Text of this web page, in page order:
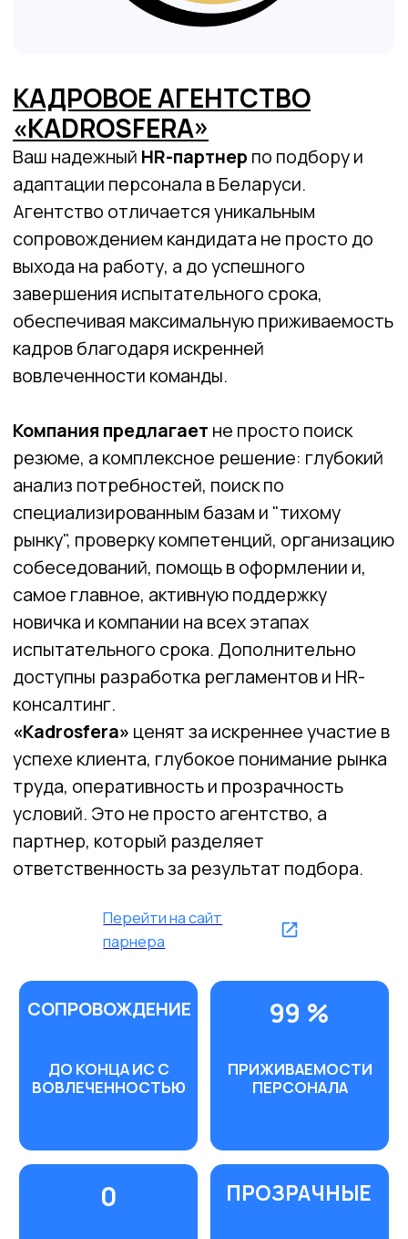
КОМПАНИЯ «FINDEP»
ЗАО «Финансовая независимость»
(«FinDep») — надежный партнер по
комплексному бухгалтерскому аутсорсингу
себя полное ведение бухгалтерии и
налоговой отчетности, гарантируя
законность и освобождая клиентов от
финансовых рисков.
полноценное бухгалтерское
сопровождение: от расчета зарплат и
налогов до сдачи отчетности и
консультаций. Дополнительно доступны
проверка и восстановление учета.
«FinDep»ценят за профессионализм,
точное соблюдение сроков и
индивидуальный подход. Это выгодное и
спокойное решение для
предпринимателей, предпочитающих
сосредоточиться на развитии бизнеса, а не
АУТСОРСИНГ
ПОЛНЫЙ
ТОЧНОЙ
ОТЧЕТНОСТИ
0
НА
ЭКОНОМИЯ
ДО 50%
Перейти на сайт
парнера
ЗАО "БАНК РРБ"
Закрытое акционерное общество «Банк
роста и развития бизнеса» – современный